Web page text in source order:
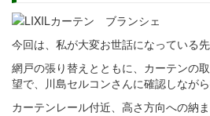
今回は、私が大変お世話になっている先
網戸の張り替えとともに、カーテンの
望で、川島セルコンさんに確認しながら
カーテンレール付近、高さ方向への納